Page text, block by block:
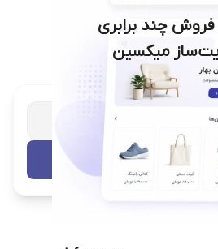
چند برابری
میکسین
با پشتیبانی اختصاصی
رایگان